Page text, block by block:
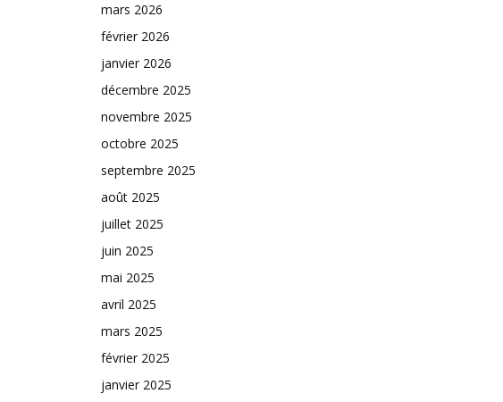
mars 2026
février 2026
janvier 2026
décembre 2025
novembre 2025
octobre 2025
septembre 2025
août 2025
juillet 2025
juin 2025
mai 2025
avril 2025
mars 2025
février 2025
janvier 2025